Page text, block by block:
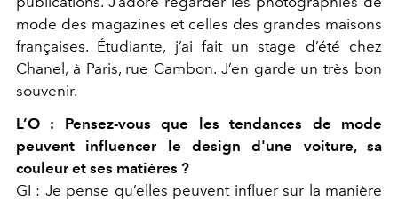
mode des magazines et celles des grandes maisons
françaises. Étudiante, j’ai fait un stage d’été chez
Chanel, à Paris, rue Cambon. J’en garde un très bon
souvenir.
L’O : Pensez-vous que les tendances de mode
peuvent influencer le design d'une voiture, sa
couleur et ses matières ?
GI : Je pense qu’elles peuvent influer sur la manière